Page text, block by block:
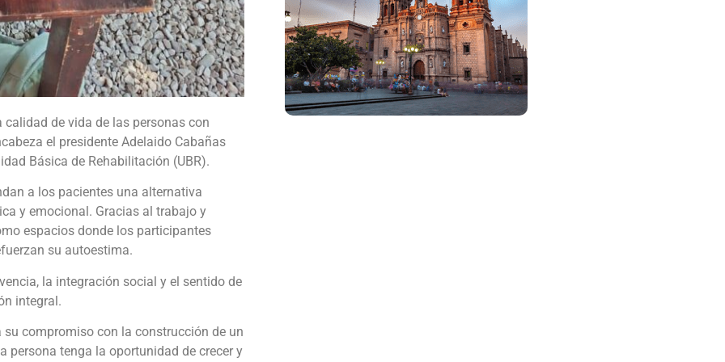
de vida de las personas con
el presidente Adelaido Cabañas
Básica de Rehabilitación (UBR).
a los pacientes una alternativa
y emocional. Gracias al trabajo y
espacios donde los participantes
su autoestima.
la integración social y el sentido de
integral.
compromiso con la construcción de un
persona tenga la oportunidad de crecer y